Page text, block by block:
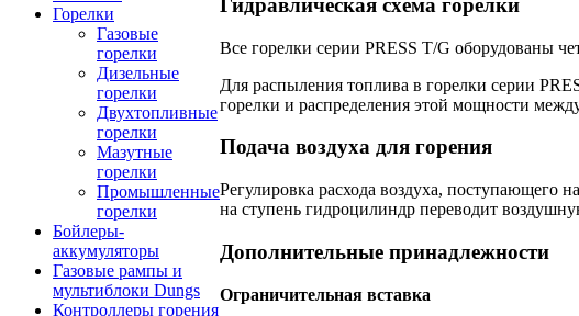
Горелки
Газовые
горелки
Дизельные
горелки
Двухтопливные
горелки
Мазутные
горелки
Промышленные
горелки
Бойлеры-
аккумуляторы
Газовые рампы и
мультиблоки Dungs
Контроллеры горения
Гидравлическая схема горелки
Все горелки серии PRESS T/G оборудованы
Для распыления топлива в горелки серии
горелки и распределения этой мощности
Подача воздуха для горения
Регулировка расхода воздуха, поступающего
на ступень гидроцилиндр переводит
Дополнительные принадлежности
Ограничительная вставка